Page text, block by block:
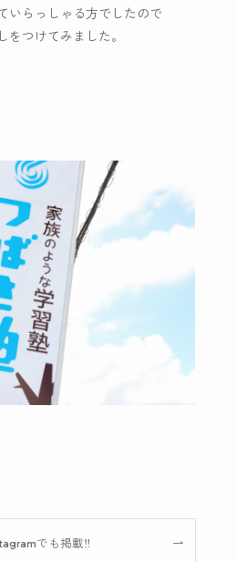
いらっしゃる方でしたので
つけてみました。
でも掲載‼︎